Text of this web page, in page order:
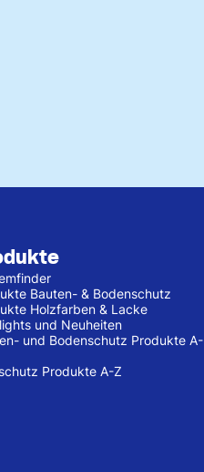
Bauten- & Bodenschutz
Holzfarben & Lacke
und Neuheiten
und Bodenschutz Produkte A-
Produkte A-Z